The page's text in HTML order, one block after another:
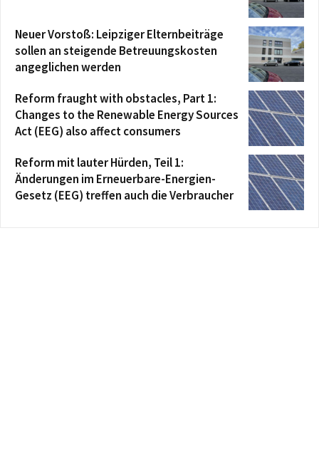
Neuer Vorstoß: Leipziger Elternbeiträge
sollen an steigende Betreuungskosten
angeglichen werden
Reform fraught with obstacles, Part 1:
Changes to the Renewable Energy Sources
Act (EEG) also affect consumers
Reform mit lauter Hürden, Teil 1:
Änderungen im Erneuerbare-Energien-
Gesetz (EEG) treffen auch die Verbraucher